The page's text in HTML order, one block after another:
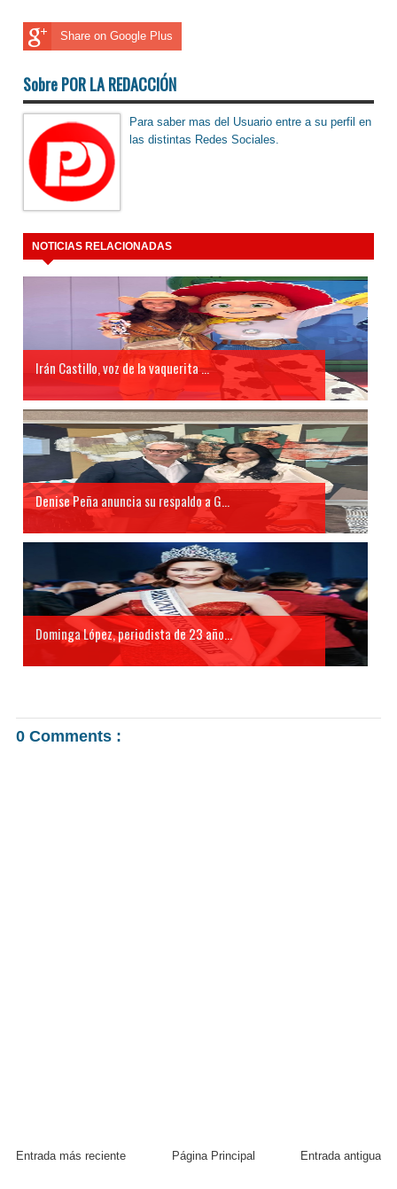
Share on Google Plus
Sobre POR LA REDACCIÓN
Para saber mas del Usuario entre a su perfil en
las distintas Redes Sociales.
NOTICIAS RELACIONADAS
Irán Castillo, voz de la vaquerita ...
Denise Peña anuncia su respaldo a G...
Dominga López, periodista de 23 año...
0 Comments :
Entrada más reciente Entrada antigua
Página Principal